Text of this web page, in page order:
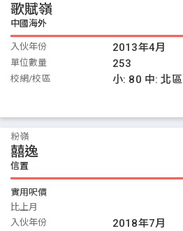
歌賦嶺
中國海外
入伙年份 2013年4月
單位數量 253
校網/校區 小: 80 中:北區
粉嶺
囍逸
信置
實用呎價
比上月
入伙年份
2018年7月